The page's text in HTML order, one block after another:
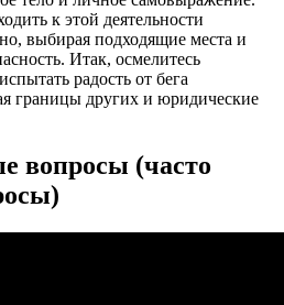
к этой деятельности
выбирая подходящие места и
Итак, осмелитесь
радость от бега
границы других и юридические
вопросы (часто